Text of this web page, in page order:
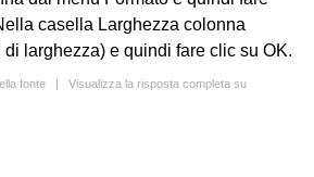
casella Larghezza colonna
larghezza) e quindi fare clic su OK.
fonte | Visualizza la risposta completa su